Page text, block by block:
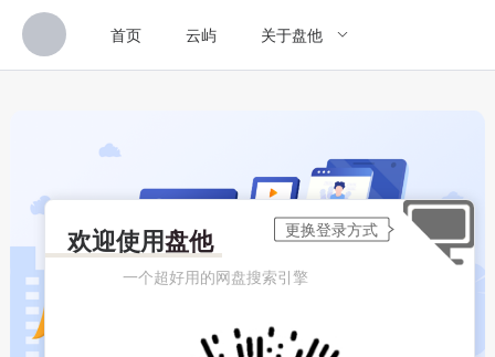
首页 云屿 关于盘他
欢迎使用盘他
一个超好用的网盘搜索引擎